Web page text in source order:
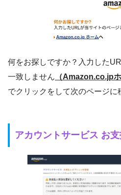
何をお探しですか？入力した
一致しません （Amazon.co.jpホ
でクリックをして次のページに
アカウントサービス お